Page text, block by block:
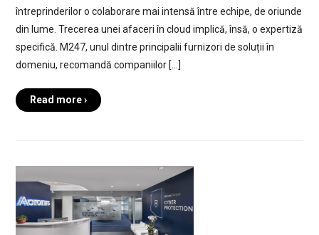
întreprinderilor o colaborare mai intensă între echipe, de oriunde
din lume. Trecerea unei afaceri în cloud implică, însă, o expertiză
specifică. M247, unul dintre principalii furnizori de soluții în
domeniu, recomandă companiilor […]
Read more ›